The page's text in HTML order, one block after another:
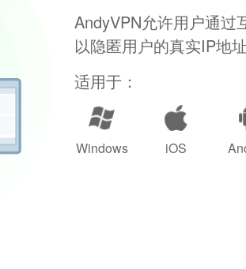
AndyVPN允许用户通过
以隐匿用户的真实IP地
适用于：
Windows iOS